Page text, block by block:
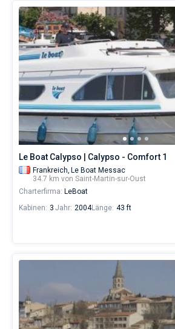
Le Boat Calypso | Calypso - Comfort 1
Frankreich, Le Boat Messac
34.7 km von Saint-Martin-sur-Oust
Charterfirma: LeBoat
Kabinen: 3 Jahr: 2004Länge: 43 ft